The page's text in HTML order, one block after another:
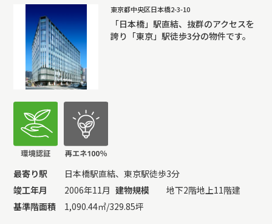
東京都中央区日本橋2-3-10
「日本橋」駅直結、抜群のアクセスを
誇り「東京」駅徒歩3分の物件です。
最寄り駅
日本橋駅直結、東京駅徒歩3分
竣工年月
2006年11月 建物規模
地下2階地上11階建
基準階面積
1,090.44㎡/329.85坪